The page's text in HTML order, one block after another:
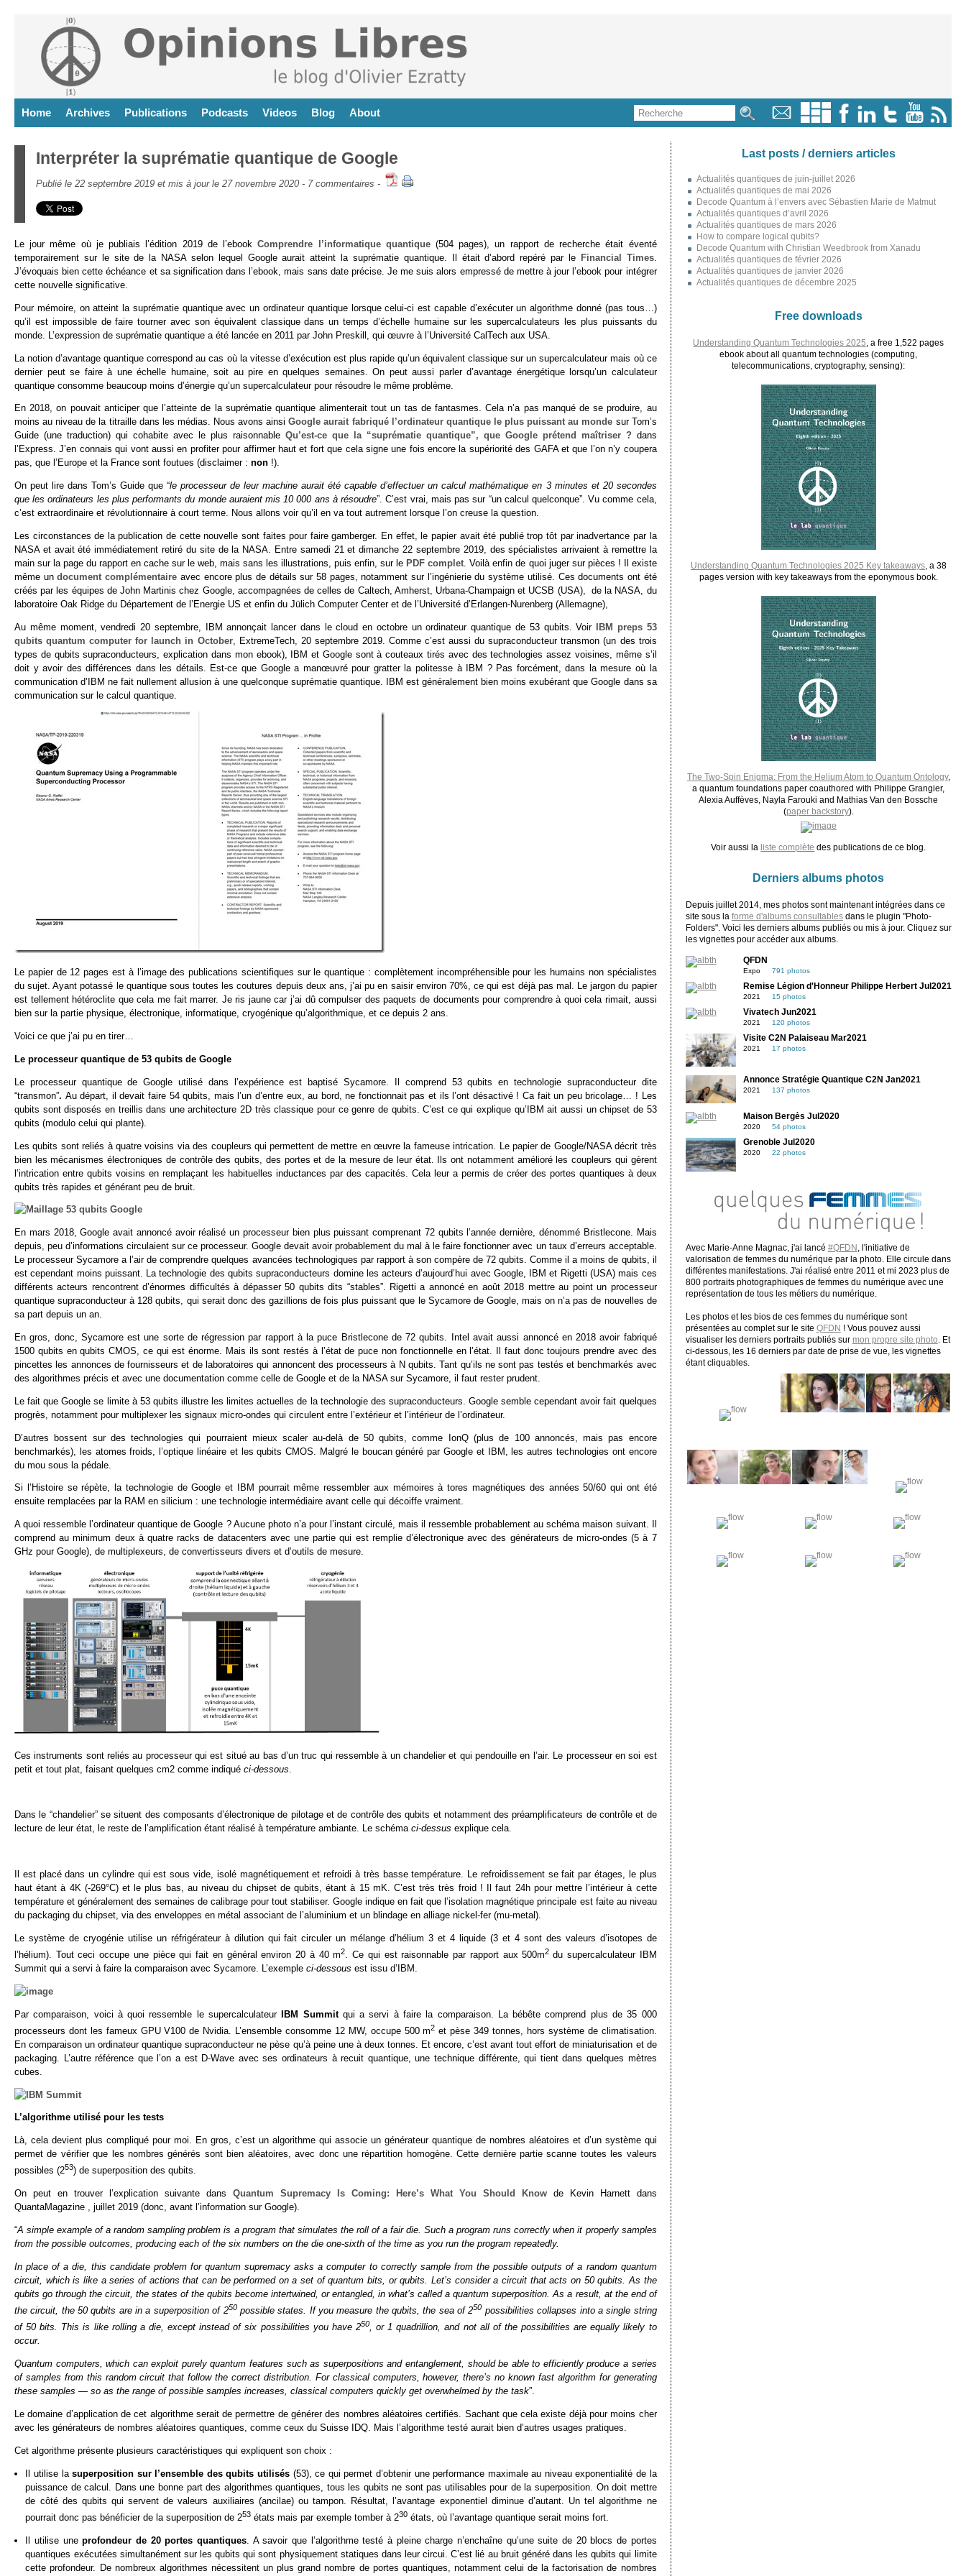
Home Archives Publications Podcasts Videos Blog About
Interpréter la suprématie quantique de Google
Publié le 22 septembre 2019 et mis à jour le 27 novembre 2020 - 7 commentaires -
Le jour même où je publiais l’édition 2019 de l’ebookComprendre l’informatique quantique(504 pages), un rapport de recherche était éventé
temporairement sur le site de la NASA selon lequel Google aurait atteint la suprématie quantique. Il était d’abord repéré par le Financial Times.
J’évoquais bien cette échéance et sa signification dans l’ebook, mais sans date précise. Je me suis alors empressé de mettre à jour l’ebook pour intégrer
cette nouvelle significative.
Pour mémoire, on atteint la suprématie quantique avec un ordinateur quantique lorsque celui-ci est capable d’exécuter un algorithme donné (pas tous…)
qu’il est impossible de faire tourner avec son équivalent classique dans un temps d’échelle humaine sur les supercalculateurs les plus puissants du
monde. L’expression de suprématie quantique a été lancée en 2011 par John Preskill, qui œuvre à l’Université CalTech aux USA.
La notion d’avantage quantique correspond au cas où la vitesse d’exécution est plus rapide qu’un équivalent classique sur un supercalculateur mais où ce
dernier peut se faire à une échelle humaine, soit au pire en quelques semaines. On peut aussi parler d’avantage énergétique lorsqu’un calculateur
quantique consomme beaucoup moins d’énergie qu’un supercalculateur pour résoudre le même problème.
En 2018, on pouvait anticiper que l’atteinte de la suprématie quantique alimenterait tout un tas de fantasmes. Cela n’a pas manqué de se produire, au
moins au niveau de la titraille dans les médias. Nous avons ainsiGoogle aurait fabriqué l’ordinateur quantique le plus puissant au monde sur Tom’s
Guide (une traduction) qui cohabite avec le plus raisonnable Qu’est-ce que la “suprématie quantique”, que Google prétend maîtriser ? dans
l’Express. J’en connais qui vont aussi en profiter pour affirmer haut et fort que cela signe une fois encore la supériorité des GAFA et que l’on n’y coupera
pas, que l’Europe et la France sont foutues (disclaimer : non !).
On peut lire dans Tom’s Guide que “le processeur de leur machine aurait été capable d’effectuer un calcul mathématique en 3 minutes et 20 secondes
que les ordinateurs les plus performants du monde auraient mis 10 000 ans à résoudre”. C’est vrai, mais pas sur “un calcul quelconque”. Vu comme cela,
c’est extraordinaire et révolutionnaire à court terme. Nous allons voir qu’il en va tout autrement lorsque l’on creuse la question.
Les circonstances de la publication de cette nouvelle sont faites pour faire gamberger. En effet, le papier avait été publié trop tôt par inadvertance par la
NASA et avait été immédiatement retiré du site de la NASA. Entre samedi 21 et dimanche 22 septembre 2019, des spécialistes arrivaient à remettre la
main sur la page du rapport en cache sur le web, mais sans les illustrations, puis enfin, sur le PDF complet . Voilà enfin de quoi juger sur pièces ! Il existe
même undocument complémentaire avec encore plus de détails sur 58 pages, notamment sur l’ingénierie du système utilisé. Ces documents ont été
créés par les équipes de John Martinis chez Google, accompagnées de celles de Caltech, Amherst, Urbana-Champaign et UCSB (USA), de la NASA, du
laboratoire Oak Ridge du Département de l’Energie US et enfin du Jülich Computer Center et de l’Université d’Erlangen-Nurenberg (Allemagne),
Au même moment, vendredi 20 septembre, IBM annonçait lancer dans le cloud en octobre un ordinateur quantique de 53 qubits. Voir
IBM preps 53
qubits quantum computer for launch in October, ExtremeTech, 20 septembre 2019. Comme c’est aussi du supraconducteur transmon (un des trois
types de qubits supraconducteurs, explication dans mon ebook), IBM et Google sont à couteaux tirés avec des technologies assez voisines, même s’il
doit y avoir des différences dans les détails. Est-ce que Google a manœuvré pour gratter la politesse à IBM ? Pas forcément, dans la mesure où la
communication d’IBM ne fait nullement allusion à une quelconque suprématie quantique. IBM est généralement bien moins exubérant que Google dans sa
communication sur le calcul quantique.
Le papier de 12 pages est à l’image des publications scientifiques sur le quantique : complètement incompréhensible pour les humains non spécialistes
du sujet. Ayant potassé le quantique sous toutes les coutures depuis deux ans, j’ai pu en saisir environ 70%, ce qui est déjà pas mal. Le jargon du papier
est tellement hétéroclite que cela me fait marrer. Je ris jaune car j’ai dû compulser des paquets de documents pour comprendre à quoi cela rimait, aussi
bien sur la partie physique, électronique, informatique, cryogénique qu’algorithmique, et ce depuis 2 ans.
Voici ce que j’ai pu en tirer…
Le processeur quantique de 53 qubits de Google
Le processeur quantique de Google utilisé dans l’expérience est baptisé Sycamore. Il comprend 53 qubits en technologie supraconducteur dite
“transmon”. Au départ, il devait faire 54 qubits, mais l’un d’entre eux, au bord, ne fonctionnait pas et ils l’ont désactivé ! Ca fait un peu bricolage… ! Les
qubits sont disposés en treillis dans une architecture 2D très classique pour ce genre de qubits. C’est ce qui explique qu’IBM ait aussi un chipset de 53
qubits (modulo celui qui plante).
Les qubits sont reliés à quatre voisins via des coupleurs qui permettent de mettre en œuvre la fameuse intrication. Le papier de Google/NASA décrit très
bien les mécanismes électroniques de contrôle des qubits, des portes et de la mesure de leur état. Ils ont notamment amélioré les coupleurs qui gèrent
l’intrication entre qubits voisins en remplaçant les habituelles inductances par des capacités. Cela leur a permis de créer des portes quantiques à deux
qubits très rapides et générant peu de bruit.
En mars 2018, Google avait annoncé avoir réalisé un processeur bien plus puissant comprenant 72 qubits l’année dernière, dénommé Bristlecone. Mais
depuis, peu d’informations circulaient sur ce processeur. Google devait avoir probablement du mal à le faire fonctionner avec un taux d’erreurs acceptable.
Le processeur Sycamore a l’air de comprendre quelques avancées technologiques par rapport à son compère de 72 qubits. Comme il a moins de qubits, il
est cependant moins puissant. La technologie des qubits supraconducteurs domine les acteurs d’aujourd’hui avec Google, IBM et Rigetti (USA) mais ces
différents acteurs rencontrent d’énormes difficultés à dépasser 50 qubits dits “stables”. Rigetti a annoncé en août 2018 mettre au point un processeur
quantique supraconducteur à 128 qubits, qui serait donc des gazillions de fois plus puissant que le Sycamore de Google, mais on n’a pas de nouvelles de
sa part depuis un an.
En gros, donc, Sycamore est une sorte de régression par rapport à la puce Bristlecone de 72 qubits. Intel avait aussi annoncé en 2018 avoir fabriqué
1500 qubits en qubits CMOS, ce qui est énorme. Mais ils sont restés à l’état de puce non fonctionnelle en l’état. Il faut donc toujours prendre avec des
pincettes les annonces de fournisseurs et de laboratoires qui annoncent des processeurs à N qubits. Tant qu’ils ne sont pas testés et benchmarkés avec
des algorithmes précis et avec une documentation comme celle de Google et de la NASA sur Sycamore, il faut rester prudent.
Le fait que Google se limite à 53 qubits illustre les limites actuelles de la technologie des supraconducteurs. Google semble cependant avoir fait quelques
progrès, notamment pour multiplexer les signaux micro-ondes qui circulent entre l’extérieur et l’intérieur de l’ordinateur.
D’autres bossent sur des technologies qui pourraient mieux scaler au-delà de 50 qubits, comme IonQ (plus de 100 annoncés, mais pas encore
benchmarkés), les atomes froids, l’optique linéaire et les qubits CMOS. Malgré le boucan généré par Google et IBM, les autres technologies ont encore
du mou sous la pédale.
Si l’Histoire se répète, la technologie de Google et IBM pourrait même ressembler aux mémoires à tores magnétiques des années 50/60 qui ont été
ensuite remplacées par la RAM en silicium : une technologie intermédiaire avant celle qui décoiffe vraiment.
A quoi ressemble l’ordinateur quantique de Google ? Aucune photo n’a pour l’instant circulé, mais il ressemble probablement au schéma maison suivant. Il
comprend au minimum deux à quatre racks de datacenters avec une partie qui est remplie d’électronique avec des générateurs de micro-ondes (5 à 7
GHz pour Google), de multiplexeurs, de convertisseurs divers et d’outils de mesure.
Ces instruments sont reliés au processeur qui est situé au bas d’un truc qui ressemble à un chandelier et qui pendouille en l’air. Le processeur en soi est
petit et tout plat, faisant quelques cm2 comme indiqué ci-dessous
Dans le “chandelier” se situent des composants d’électronique de pilotage et de contrôle des qubits et notamment des préamplificateurs de contrôle et de
lecture de leur état, le reste de l’amplification étant réalisé à température ambiante. Le schéma ci-dessus explique cela.
Il est placé dans un cylindre qui est sous vide, isolé magnétiquement et refroidi à très basse température. Le refroidissement se fait par étages, le plus
haut étant à 4K (-269°C) et le plus bas, au niveau du chipset de qubits, étant à 15 mK. C’est très très froid ! Il faut 24h pour mettre l’intérieur à cette
température et généralement des semaines de calibrage pour tout stabiliser. Google indique en fait que l’isolation magnétique principale est faite au niveau
du packaging du chipset, via des enveloppes en métal associant de l’aluminium et un blindage en alliage nickel-fer (mu-metal).
Le système de cryogénie utilise un réfrigérateur à dilution qui fait circuler un mélange d’hélium 3 et 4 liquide (3 et 4 sont des valeurs d’isotopes de
l’hélium). Tout ceci occupe une pièce qui fait en général environ 20 à 40 m2. Ce qui est raisonnable par rapport aux 500m2 du supercalculateur IBM
Summit qui a servi à faire la comparaison avec Sycamore. L’exemple ci-dessous est issu d’IBM.
Par comparaison, voici à quoi ressemble le supercalculateurIBM Summitqui a servi à faire la comparaison. La bébête comprend plus de 35 000
processeurs dont les fameux GPU V100 de Nvidia. L’ensemble consomme 12 MW, occupe 500 m2 et pèse 349 tonnes, hors système de climatisation.
En comparaison un ordinateur quantique supraconducteur ne pèse qu’à peine une à deux tonnes. Et encore, c’est avant tout effort de miniaturisation et de
packaging. L’autre référence que l’on a est D-Wave avec ses ordinateurs à recuit quantique, une technique différente, qui tient dans quelques mètres
cubes.
L’algorithme utilisé pour les tests
Là, cela devient plus compliqué pour moi. En gros, c’est un algorithme qui associe un générateur quantique de nombres aléatoires et d’un système qui
permet de vérifier que les nombres générés sont bien aléatoires, avec donc une répartition homogène. Cette dernière partie scanne toutes les valeurs
possibles (253) de superposition des qubits.
On peut en trouver l’explication suivante dans Quantum Supremacy Is Coming: Here’s What You Should Knowde Kevin Harnett dans
QuantaMagazine , juillet 2019 (donc, avant l’information sur Google).
“A simple example of a random sampling problem is a program that simulates the roll of a fair die. Such a program runs correctly when it properly samples
from the possible outcomes, producing each of the six numbers on the die one-sixth of the time as you run the program repeatedly.
In place of a die, this candidate problem for quantum supremacy asks a computer to correctly sample from the possible outputs of a random quantum
circuit, which is like a series of actions that can be performed on a set of quantum bits, or qubits. Let’s consider a circuit that acts on 50 qubits. As the
qubits go through the circuit, the states of the qubits become intertwined, or entangled, in what’s called a quantum superposition. As a result, at the end of
the circuit, the 50 qubits are in a superposition of 250possible states. If you measure the qubits, the sea of 250 possibilities collapses into a single string
of 50 bits. This is like rolling a die, except instead of six possibilities you have 250, or 1 quadrillion, and not all of the possibilities are equally likely to
occur.
Quantum computers, which can exploit purely quantum features such as superpositions and entanglement, should be able to efficiently produce a series
of samples from this random circuit that follow the correct distribution. For classical computers, however, there’s no known fast algorithm for generating
these samples — so as the range of possible samples increases, classical computers quickly get overwhelmed by the task”.
Le domaine d’application de cet algorithme serait de permettre de générer des nombres aléatoires certifiés. Sachant que cela existe déjà pour moins cher
avec les générateurs de nombres aléatoires quantiques, comme ceux du Suisse IDQ. Mais l’algorithme testé aurait bien d’autres usages pratiques.
Cet algorithme présente plusieurs caractéristiques qui expliquent son choix :
Il utilise lasuperposition sur l’ensemble des qubits utilisés (53), ce qui permet d’obtenir une performance maximale au niveau exponentialité de la
puissance de calcul. Dans une bonne part des algorithmes quantiques, tous les qubits ne sont pas utilisables pour de la superposition. On doit mettre
de côté des qubits qui servent de valeurs auxiliaires (ancilae) ou tampon. Résultat, l’avantage exponentiel diminue d’autant. Un tel algorithme ne
pourrait donc pas bénéficier de la superposition de 253 états mais par exemple tomber à 230 états, où l’avantage quantique serait moins fort.
Il utilise uneprofondeur de 20 portes quantiques . A savoir que l’algorithme testé à pleine charge n’enchaîne qu’une suite de 20 blocs de portes
quantiques exécutées simultanément sur les qubits qui sont physiquement statiques dans leur circui. C’est lié au bruit généré dans les qubits qui limite
cette profondeur. De nombreux algorithmes nécessitent un plus grand nombre de portes quantiques, notamment celui de la factorisation de nombres
Last posts / derniers articles
Actualités quantiques de juin-juillet 2026
Actualités quantiques de mai 2026
Decode Quantum à l’envers avec Sébastien Marie de Matmut
Actualités quantiques d’avril 2026
Actualités quantiques de mars 2026
How to compare logical qubits?
Decode Quantum with Christian Weedbrook from Xanadu
Actualités quantiques de février 2026
Actualités quantiques de janvier 2026
Actualités quantiques de décembre 2025
Free downloads
Understanding Quantum Technologies 2025 , a free 1,522 pages
ebook about all quantum technologies (computing,
telecommunications, cryptography, sensing):
Understanding Quantum Technologies 2025 Key takeaways, a 38
pages version with key takeaways from the eponymous book.
The Two-Spin Enigma: From the Helium Atom to Quantum Ontology,
a quantum foundations paper coauthored with Philippe Grangier,
Alexia Auffèves, Nayla Farouki and Mathias Van den Bossche
(paper backstory).
Voir aussi la liste complète des publications de ce blog.
Derniers albums photos
Depuis juillet 2014, mes photos sont maintenant intégrées dans ce
site sous la forme d'albums consultablesdans le plugin "Photo-
Folders". Voici les derniers albums publiés ou mis à jour. Cliquez sur
les vignettes pour accéder aux albums.
QFDN
Expo 791 photos
Remise Légion d'Honneur Philippe Herbert Jul2021
2021 15 photos
Vivatech Jun2021
2021 120 photos
Visite C2N Palaiseau Mar2021
2021 17 photos
Annonce Stratégie Quantique C2N Jan2021
2021 137 photos
Maison Bergès Jul2020
2020 54 photos
Grenoble Jul2020
2020 22 photos
Avec Marie-Anne Magnac, j'ai lancé #QFDN
, l'initiative de
valorisation de femmes du numérique par la photo. Elle circule dans
différentes manifestations. J'ai réalisé entre 2011 et mi 2023 plus de
800 portraits photographiques de femmes du numérique avec une
représentation de tous les métiers du numérique.
Les photos et les bios de ces femmes du numérique sont
présentées au complet sur le site QFDN ! Vous pouvez aussi
visualiser les derniers portraits publiés sur mon propre site photo . Et
ci-dessous, les 16 derniers par date de prise de vue, les vignettes
étant cliquables.